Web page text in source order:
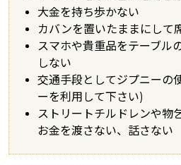
大金を持ち歩かない
カバンを置いたままにして
スマホや貴重品をテーブル
しない
交通手段としてジプニーの
ーを利用して下さい)
ストリートチルドレンや物
お金を渡さない、話さない